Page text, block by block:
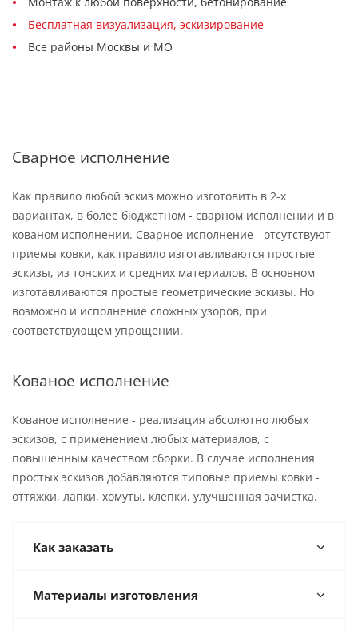
Бесплатная визуализация, эскизирование
Все районы Москвы и МО
Сварное исполнение
Как правило любой эскиз можно изготовить в 2-х
вариантах, в более бюджетном - сварном исполнении и в
кованом исполнении. Сварное исполнение - отсутствуют
приемы ковки, как правило изготавливаются простые
эскизы, из тонских и средних материалов. В основном
изготавливаются простые геометрические эскизы. Но
возможно и исполнение сложных узоров, при
соответствующем упрощении.
Кованое исполнение
Кованое исполнение - реализация абсолютно любых
эскизов, с применением любых материалов, с
повышенным качеством сборки. В случае исполнения
простых эскизов добавляются типовые приемы ковки -
оттяжки, лапки, хомуты, клепки, улучшенная зачистка.
Как заказать
Материалы изготовления